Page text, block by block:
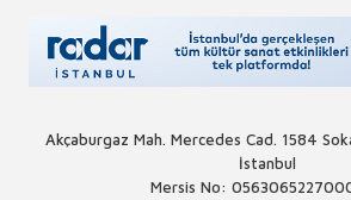
Akçaburgaz Mah. Mercedes Cad. 1584
İstanbul
Mersis No: